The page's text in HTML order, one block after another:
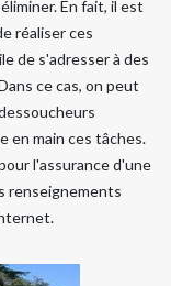
En fait, il est
réaliser ces
de s'adresser à des
ce cas, on peut
en main ces tâches.
l'assurance d'une
renseignements